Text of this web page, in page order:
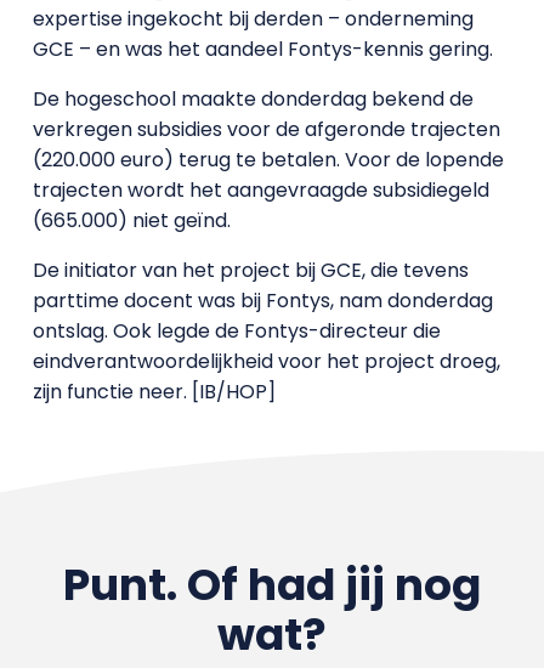
expertise ingekocht bij derden – onderneming
GCE – en was het aandeel Fontys-kennis gering.
De hogeschool maakte donderdag bekend de
verkregen subsidies voor de afgeronde trajecten
(220.000 euro) terug te betalen. Voor de lopende
trajecten wordt het aangevraagde subsidiegeld
(665.000) niet geïnd.
De initiator van het project bij GCE, die tevens
parttime docent was bij Fontys, nam donderdag
ontslag. Ook legde de Fontys-directeur die
eindverantwoordelijkheid voor het project droeg,
zijn functie neer. [IB/HOP]
Punt. Of had jij nog
wat?